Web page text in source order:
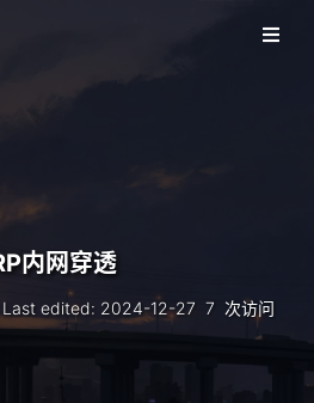
内网穿透
Last edited: 2024-12-27 7 次访问